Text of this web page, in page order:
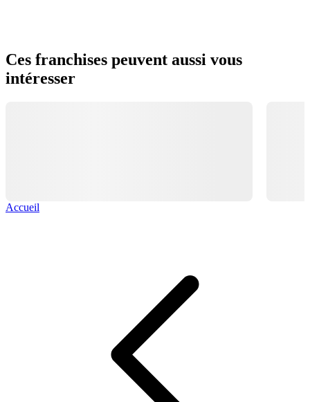
Ces franchises peuvent aussi vous
intéresser
Accueil